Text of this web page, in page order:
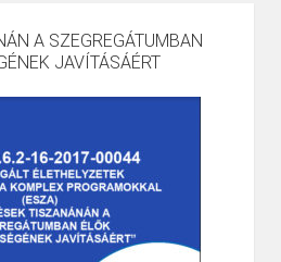
A SZEGREGÁTUMBAN
JAVÍTÁSÁÉRT